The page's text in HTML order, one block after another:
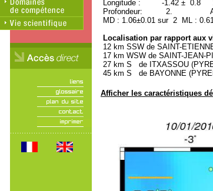
Longitude : -1.42 ± 0.8
Profondeur: 2.
MD : 1.06±0.01 sur 2 ML :
Localisation par rapport aux
12 km SSW de SAINT-
17 km WSW de SAINT-JEAN-
27 km S de ITXASSOU
45 km S de BAYONNE
Afficher les caractéristiques